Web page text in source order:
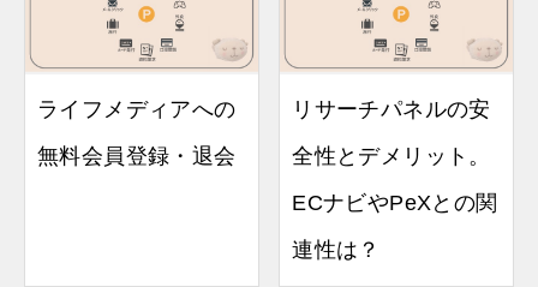
ライフメディアへの
無料会員登録・退会
リサーチパネルの安
全性とデメリット。
ECナビやPeXとの関
連性は？